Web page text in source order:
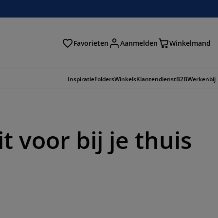
Favorieten Aanmelden Winkelmand
InspiratieFoldersWinkelsKlantendienstB2BWerkenbij
voor bij je thuis